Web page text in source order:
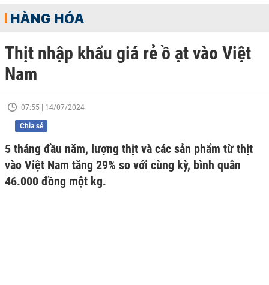
HÀNG HÓA
Thịt nhập khẩu giá rẻ ồ ạt vào Việt
Nam
07:55 | 14/07/2024
Chia sẻ
5 tháng đầu năm, lượng thịt và các sản phẩm từ thịt
vào Việt Nam tăng 29% so với cùng kỳ, bình quân
46.000 đồng một kg.